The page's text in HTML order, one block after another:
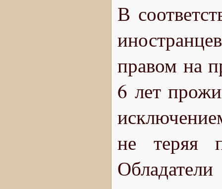
В
правом на
6 лет
не теряя